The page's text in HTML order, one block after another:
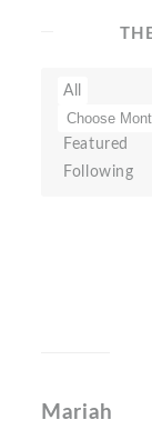
All
Featured
Following
Mariah